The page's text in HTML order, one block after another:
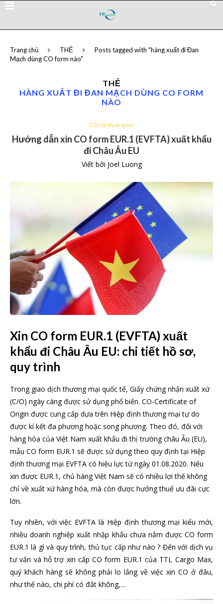
Trang chủ THẺ
Posts tagged with "hàng xuất đi Đan
Mạch dùng CO form nào"
THẺ
HÀNG XUẤT ĐI ĐAN MẠCH DÙNG CO FORM
NÀO
C/O và thuế quan
Hướng dẫn xin CO form EUR.1 (EVFTA) xuất khẩu
đi Châu Âu EU
Viết bởi Joel Luong
Xin CO form EUR.1 (EVFTA) xuất
khẩu đi Châu Âu EU: chi tiết hồ sơ,
quy trình
Trong giao dịch thương mại quốc tế, Giấy chứng nhận xuất xứ
(C/O) ngày càng được sử dụng phổ biến. CO-Certificate of
Origin được cung cấp dựa trên Hiệp định thương mại tự do
được kí kết đa phương hoặc song phương. Theo đó, đối với
hàng hóa của Việt Nam xuất khẩu đi thị trường châu Âu (EU),
mẫu CO form EUR.1 sẽ được sử dụng theo quy định tại Hiệp
định thương mại EVFTA có hiệu lực từ ngày 01.08.2020. Nếu
xin được EUR.1, chủ hàng Việt Nam sẽ có nhiều lợi thế không
chỉ về xuất xứ hàng hóa, mà còn được hưởng thuế ưu đãi cực
lớn.
Tuy nhiên, với việc EVFTA là Hiệp định thương mại kiểu mới,
nhiều doanh nghiệp xuất nhập khẩu chưa nắm được CO form
EUR.1 là gì và quy trình, thủ tục cấp như nào ? Đến với dịch vụ
tư vấn và hỗ trợ xin cấp CO form EUR.1 của TTL Cargo Max,
quý khách hàng sẽ không phải lo lắng về việc xin CO ở đâu,
như thế nào, chi phí có đắt không,…